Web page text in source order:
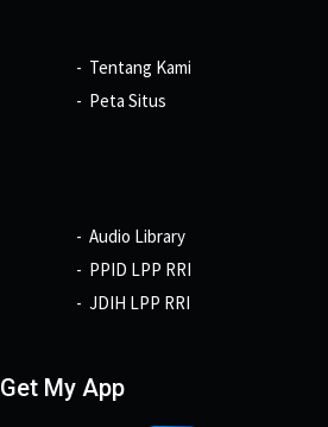
Tentang Kami
Peta Situs
Audio Library
PPID LPP RRI
JDIH LPP RRI
Get My App